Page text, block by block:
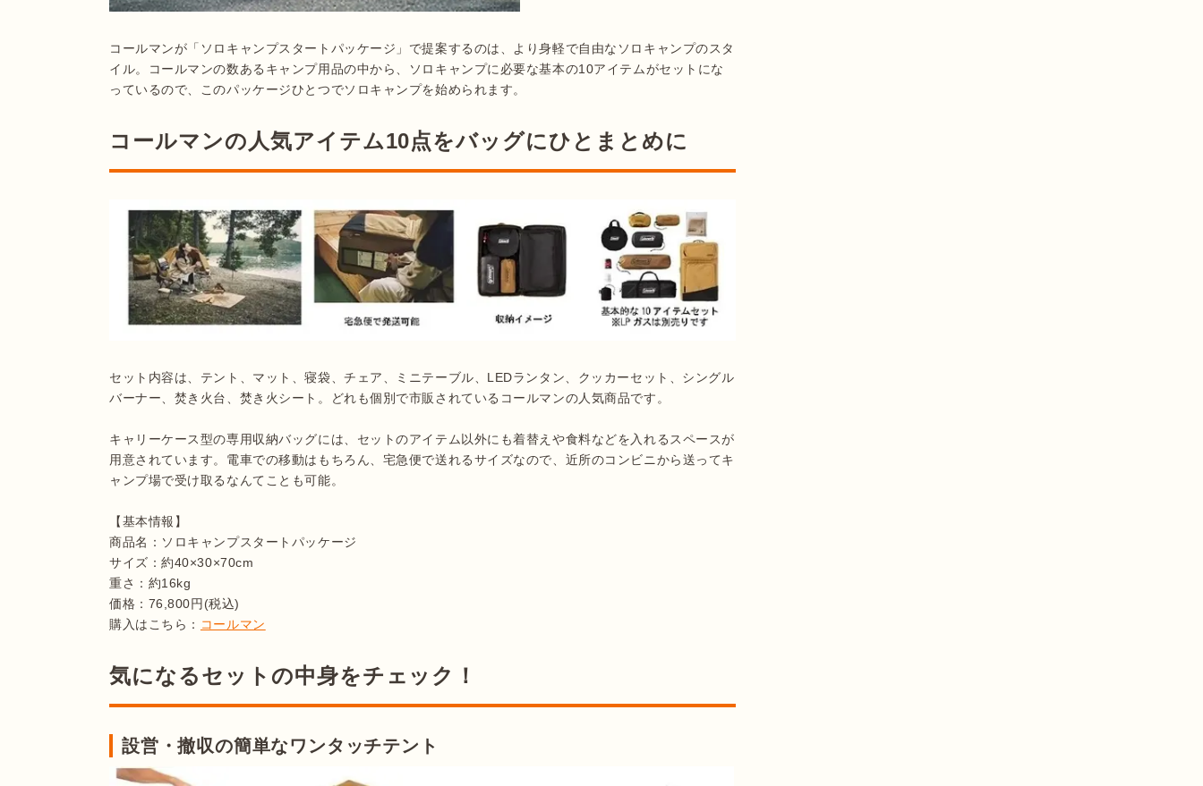
コールマンが「ソロキャンプスタートパッケージ」で提案するのは、より身軽で自由なソロキャンプのスタ
イル。コールマンの数あるキャンプ用品の中から、ソロキャンプに必要な基本の10アイテムがセットにな
っているので、このパッケージひとつでソロキャンプを始められます。
コールマンの人気アイテム10点をバッグにひとまとめに
セット内容は、テント、マット、寝袋、チェア、ミニテーブル、LEDランタン、クッカーセット、シングル
バーナー、焚き火台、焚き火シート。どれも個別で市販されているコールマンの人気商品です。
キャリーケース型の専用収納バッグには、セットのアイテム以外にも着替えや食料などを入れるスペースが
用意されています。電車での移動はもちろん、宅急便で送れるサイズなので、近所のコンビニから送ってキ
ャンプ場で受け取るなんてことも可能。
【基本情報】
商品名：ソロキャンプスタートパッケージ
サイズ：約40×30×70cm
重さ：約16kg
価格：76,800円(税込)
購入はこちら： コールマン
気になるセットの中身をチェック！
設営・撤収の簡単なワンタッチテント